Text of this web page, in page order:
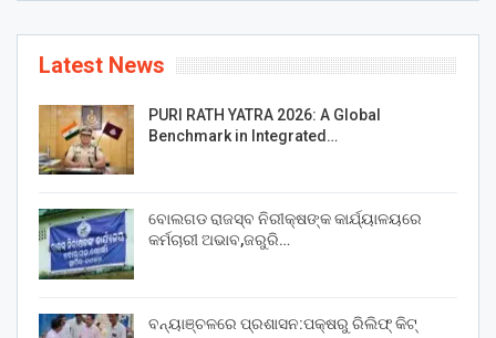
Latest News
PURI RATH YATRA 2026: A Global
Benchmark in Integrated…
ବୋଲଗଡ ରାଜସ୍ବ ନିରୀକ୍ଷଙ୍କ କାର୍ଯ୍ୟାଳୟରେ
କର୍ମଚାରୀ ଅଭାବ,ଜରୁରି…
ବନ୍ୟାଞ୍ଚଳରେ ପ୍ରଶାସନ:ପକ୍ଷରୁ ରିଲିଫ୍ କିଟ୍